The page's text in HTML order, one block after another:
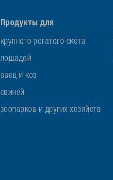
Продукты для
крупного рогатого скота
лошадей
овец и коз
свиней
зоопарков и других хозяйств